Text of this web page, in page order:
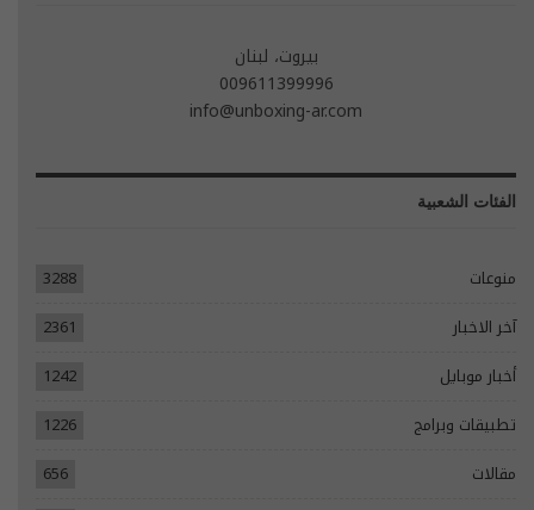
بيروت، لبنان
009611399996
info@unboxing-ar.com
الفئات الشعبية
منوعات
3288
آخر الاخبار
2361
أخبار موبايل
1242
تطبيقات وبرامج
1226
مقالات
656